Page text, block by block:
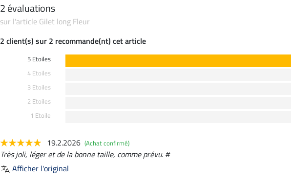
2 évaluations
sur l'article Gilet long Fleur
2 client(s) sur 2 recommande(nt) cet article
5 Etoiles
4 Etoiles
3 Etoiles
2 Etoiles
1 Etoile
19.2.2026 (Achat confirmé)
Très joli, léger et de la bonne taille, comme prévu. #
Afficher l'original